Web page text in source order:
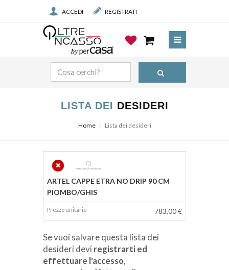
ACCEDI REGISTRATI
LISTA DEI DESIDERI
Home Lista dei desideri
Prodotto
Prezzo
ARTEL CAPPE ETRA NO DRIP 90 CM
PIOMBO/GHIS
783,00 €
Se vuoi salvare questa lista dei
desideri devi registrarti ed
effettuare l'accesso,